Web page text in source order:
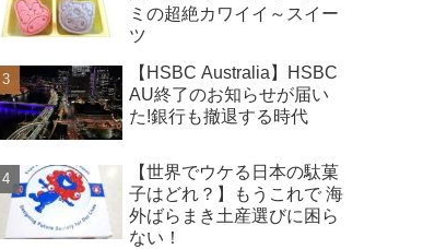
ミの超絶カワイイ～スイー
ツ
【HSBC Australia】HSBC
AU終了のお知らせが届い
た!銀行も撤退する時代
【世界でウケる日本の駄菓
子はどれ？】もうこれで 海
外ばらまき土産選びに困ら
ない！